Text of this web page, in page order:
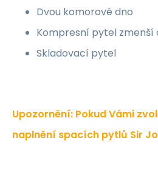
Dvou komorové dno
Kompresní pytel zmenší
Skladovací pytel
Upozornění: Pokud Vámi
naplnění spacích pytlů Sir